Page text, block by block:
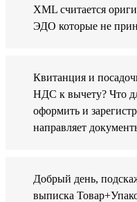
XML считается
ЭДО которые не
Квитанция и
НДС к вычету? Что
оформить и
направляет
Добрый день,
выписка